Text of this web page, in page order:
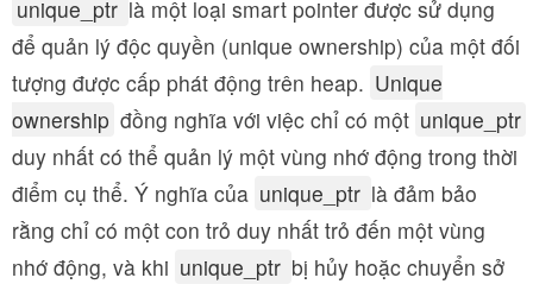
unique_ptr là một loại smart pointer được sử dụng
để quản lý độc quyền (unique ownership) của một đối
tượng được cấp phát động trên heap. Unique
ownership đồng nghĩa với việc chỉ có một unique_ptr
duy nhất có thể quản lý một vùng nhớ động trong thời
điểm cụ thể. Ý nghĩa của unique_ptr là đảm bảo
rằng chỉ có một con trỏ duy nhất trỏ đến một vùng
nhớ động, và khi unique_ptr bị hủy hoặc chuyển sở